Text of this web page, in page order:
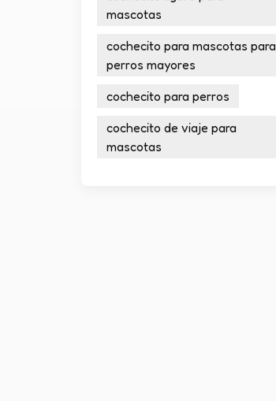
mascotas
cochecito para mascotas para
perros mayores
cochecito para perros
cochecito de viaje para
mascotas